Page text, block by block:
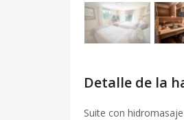
Detalle de la
Suite con